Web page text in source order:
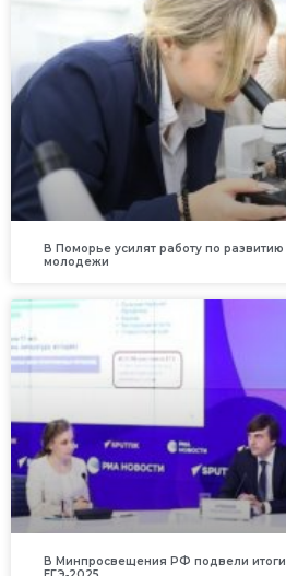
В Поморье усилят работу по
молодежи
В Минпросвещения РФ подвели